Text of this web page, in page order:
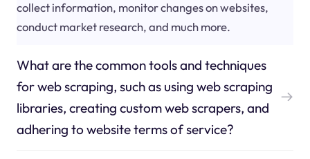
collect information, monitor changes on websites,
conduct market research, and much more.
What are the common tools and techniques
for web scraping, such as using web scraping
libraries, creating custom web scrapers, and
adhering to website terms of service?